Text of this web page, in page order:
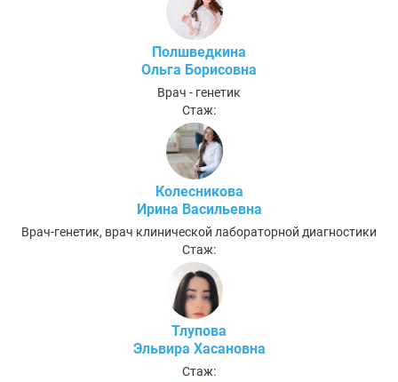
Полшведкина
Ольга Борисовна
Врач - генетик
Стаж:
Колесникова
Ирина Васильевна
Врач-генетик, врач клинической лабораторной диагностики
Стаж:
Тлупова
Эльвира Хасановна
Стаж: